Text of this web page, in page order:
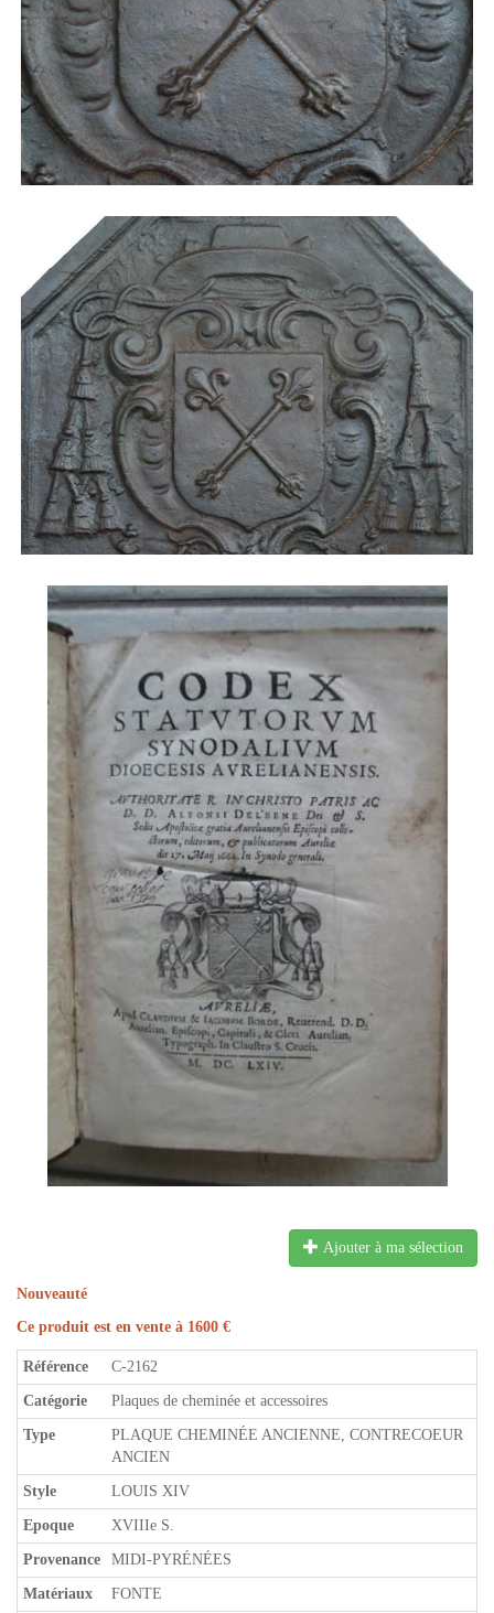
Ajouter à ma sélection
Nouveauté
Ce produit est en vente à 1600 €
Référence C-2162
Catégorie Plaques de cheminée et accessoires
Type
PLAQUE CHEMINÉE ANCIENNE, CONTRECOEUR
ANCIEN
Style LOUIS XIV
Epoque XVIIIe S.
Provenance MIDI-PYRÉNÉES
Matériaux FONTE